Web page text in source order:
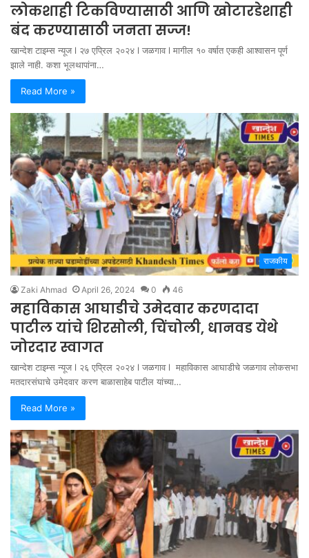
लोकशाही टिकविण्यासाठी आणि खोटारडेशाही
बंद करण्यासाठी जनता सज्ज!
खान्देश टाइम्स न्यूज l २७ एप्रिल २०२४ l जळगाव l मागील १० वर्षात एकही आश्वासन पूर्ण
झाले नाही. कशा भूलथापांना…
Read More »
राजकीय
Zaki Ahmad April 26, 2024 0 46
महाविकास आघाडीचे उमेदवार करणदादा
पाटील यांचे शिरसोली, चिंचोली, धानवड येथे
जोरदार स्वागत
खान्देश टाइम्स न्यूज l २६ एप्रिल २०२४ l जळगाव l महाविकास आघाडीचे जळगाव लोकसभा
मतदारसंघाचे उमेदवार करण बाळासाहेब पाटील यांच्या…
Read More »